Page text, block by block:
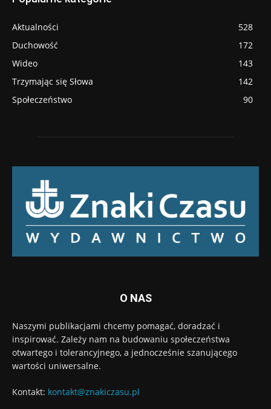
Aktualności
528
Duchowość
172
Wideo
143
Trzymając się Słowa
142
Społeczeństwo
90
O NAS
Naszymi publikacjami chcemy pomagać, doradzać i
inspirować. Zależy nam na budowaniu społeczeństwa
otwartego i tolerancyjnego, a jednocześnie szanującego
wartości uniwersalne.
Kontakt: kontakt@znakiczasu.pl